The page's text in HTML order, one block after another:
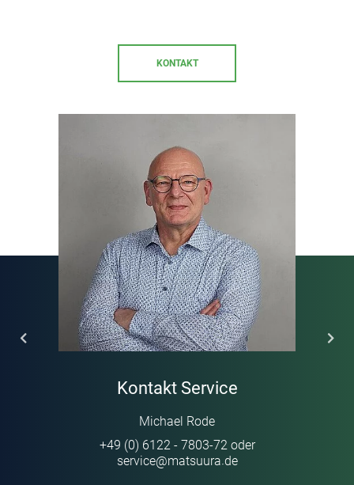
KONTAKT
Kontakt Service
Michael Rode
+49 (0) 6122 - 7803-72 oder
service@matsuura·de